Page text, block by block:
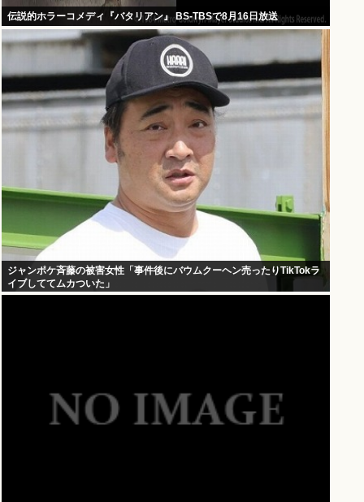
伝説的ホラーコメディ『バタリアン』 BS-TBSで8月16日放送
ジャンポケ斉藤の被害女性「事件後にバウムクーヘン売ったりTikTokラ
イブしててムカついた」